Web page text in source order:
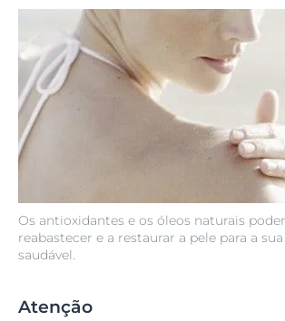
Os antioxidantes e os óleos naturais
reabastecer e a restaurar a pele para a
saudável.
Atenção